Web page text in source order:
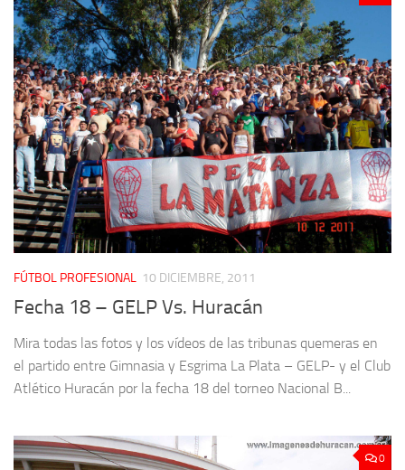
FÚTBOL PROFESIONAL 10 DICIEMBRE, 2011
Fecha 18 – GELP Vs. Huracán
Mira todas las fotos y los vídeos de las tribunas quemeras en
el partido entre Gimnasia y Esgrima La Plata – GELP- y el Club
Atlético Huracán por la fecha 18 del torneo Nacional B...
0